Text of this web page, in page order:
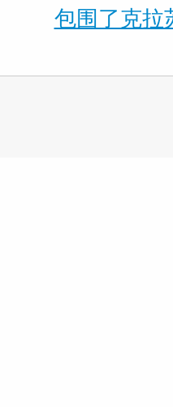
包围了克拉